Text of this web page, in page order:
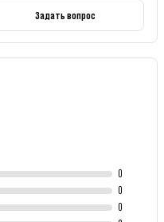
Задать вопрос
0
0
0